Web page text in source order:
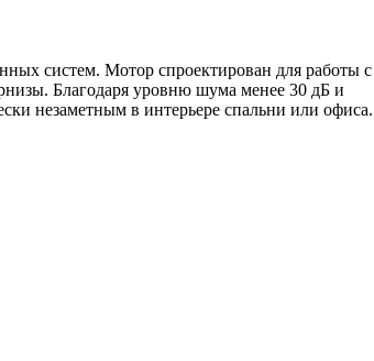
систем. Мотор спроектирован для работы с
Благодаря уровню шума менее 30 дБ и
незаметным в интерьере спальни или офиса.